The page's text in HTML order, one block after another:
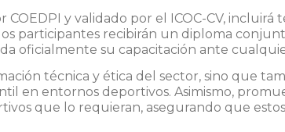
y validado por el ICOC-CV, incluirá
participantes recibirán un diploma
oficialmente su capacitación ante
técnica y ética del sector, sino que
en entornos deportivos. Asimismo,
que lo requieran, asegurando que